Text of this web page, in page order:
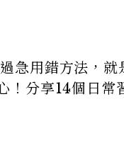
急用錯方法，就
！分享14個日常